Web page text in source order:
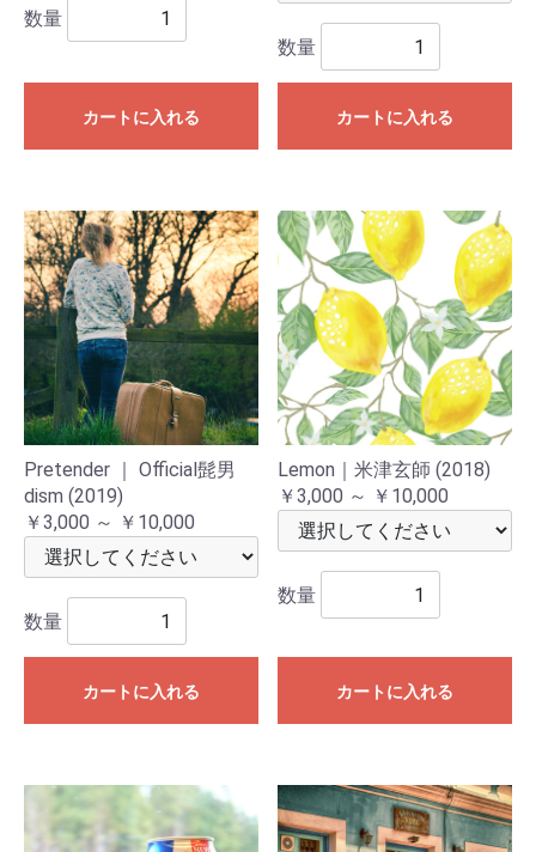
数量
カートに入れる
数量
カートに入れる
Pretender ｜ Official髭男
dism (2019)
￥3,000 ～ ￥10,000
数量
カートに入れる
Lemon｜米津玄師 (2018)
￥3,000 ～ ￥10,000
数量
カートに入れる